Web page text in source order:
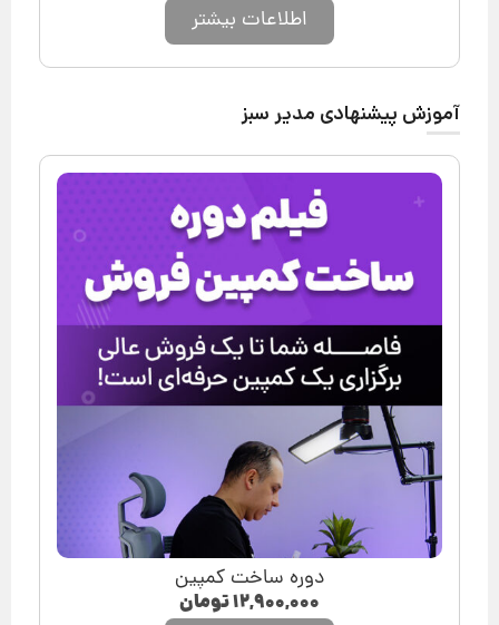
اطلاعات بیشتر
آموزش پیشنهادی مدیر سبز
دوره ساخت کمپین
۱۲,۹۰۰,۰۰۰تومان